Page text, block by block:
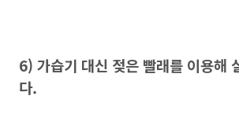
6) 가습기 대신 젖은 빨래를 이용해
다.